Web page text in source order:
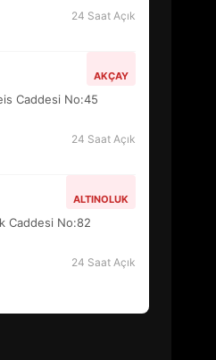
24 Saat Açık
AKÇAY
Caddesi No:45
24 Saat Açık
ALTINOLUK
Caddesi No:82
24 Saat Açık
SATRANÇ
YENİ
NASIL ŞEKİLLENDİ?
GEÇİYOR: GÖZLER